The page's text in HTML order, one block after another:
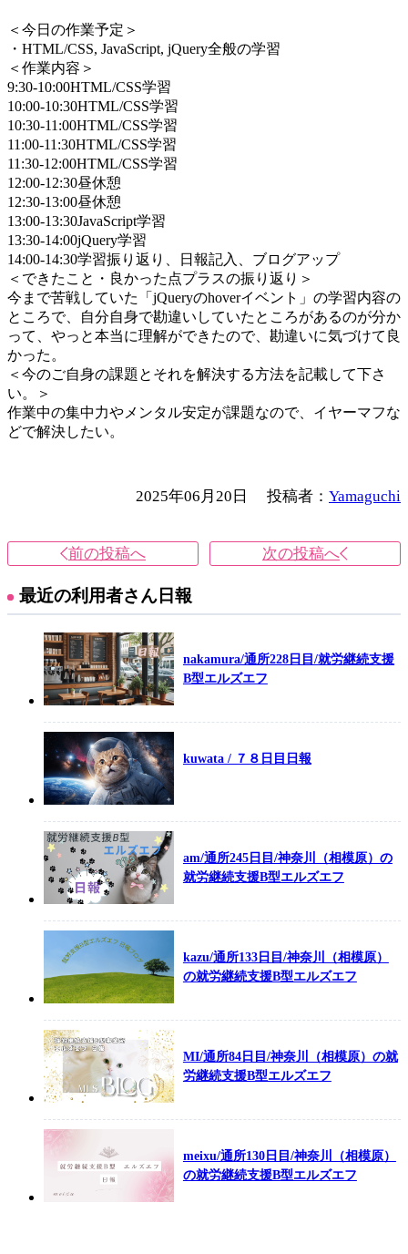
＜今日の作業予定＞
・HTML/CSS, JavaScript, jQuery全般の学習
＜作業内容＞
9:30-10:00HTML/CSS学習
10:00-10:30HTML/CSS学習
10:30-11:00HTML/CSS学習
11:00-11:30HTML/CSS学習
11:30-12:00HTML/CSS学習
12:00-12:30昼休憩
12:30-13:00昼休憩
13:00-13:30JavaScript学習
13:30-14:00jQuery学習
14:00-14:30学習振り返り、日報記入、ブログアップ
＜できたこと・良かった点プラスの振り返り＞
今まで苦戦していた「jQueryのhoverイベント」の学習内容の
ところで、自分自身で勘違いしていたところがあるのが分か
って、やっと本当に理解ができたので、勘違いに気づけて良
かった。
＜今のご自身の課題とそれを解決する方法を記載して下さ
い。＞
作業中の集中力やメンタル安定が課題なので、イヤーマフな
どで解決したい。
2025年06月20日 投稿者： Yamaguchi
前の投稿へ 次の投稿へ
最近の利用者さん日報
nakamura/通所228日目/就労継続支援
B型エルズエフ
kuwata / ７８日目日報
am/通所245日目/神奈川（相模原）の
就労継続支援B型エルズエフ
kazu/通所133日目/神奈川（相模原）
の就労継続支援B型エルズエフ
MI/通所84日目/神奈川（相模原）の就
労継続支援B型エルズエフ
meixu/通所130日目/神奈川（相模原）
の就労継続支援B型エルズエフ